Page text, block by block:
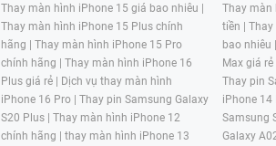
Thay màn hình iPhone 15 giá bao nhiêu |
Thay màn hình iPhone 15 Plus chính
hãng | Thay màn hình iPhone 15 Pro
chính hãng | Thay màn hình iPhone 16
Plus giá rẻ | Dịch vụ thay màn hình
iPhone 16 Pro | Thay pin Samsung Galaxy
S20 Plus | Thay màn hình iPhone 12
chính hãng | thay màn hình iPhone 13
Thay màn
tiền | Thay
bao nhiêu |
Max giá rẻ
Thay pin
iPhone 14
Samsung
Galaxy